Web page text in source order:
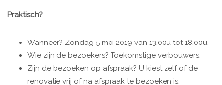
Praktisch?
Wanneer? Zondag 5 mei 2019 van 13.00u tot 18.00u.
Wie zijn de bezoekers? Toekomstige verbouwers.
Zijn de bezoeken op afspraak? U kiest zelf of de
renovatie vrij of na afspraak te bezoeken is.